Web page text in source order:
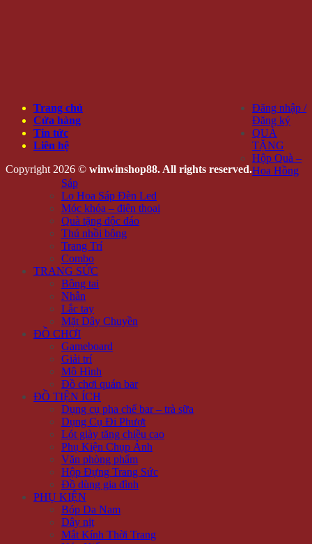
Trang chủ
Cửa hàng
Tin tức
Liên hệ
Copyright 2026 © winwinshop88. All rights reserved.
Đăng nhập /
Đăng ký
QUÀ
TẶNG
Hộp Quà –
Hoa Hồng
Sáp
Lọ Hoa Sáp Đèn Led
Móc khóa – điện thoại
Quà tặng độc đáo
Thú nhồi bông
Trang Trí
Combo
TRANG SỨC
Bông tai
Nhẫn
Lắc tay
Mặt Dây Chuyền
ĐỒ CHƠI
Gameboard
Giải trí
Mô Hình
Đồ chơi quán bar
ĐỒ TIỆN ÍCH
Dụng cụ pha chế bar – trà sữa
Dụng Cụ Đi Phượt
Lót giày tăng chiều cao
Phụ Kiện Chụp Ảnh
Văn phòng phẩm
Hộp Đựng Trang Sức
Đồ dùng gia đình
PHỤ KIỆN
Bóp Da Nam
Dây nịt
Mắt Kính Thời Trang